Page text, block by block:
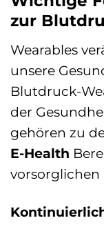
zur
Wearables
unsere
Blutdruck-
der
gehören zu
E-Health
vorsorglichen